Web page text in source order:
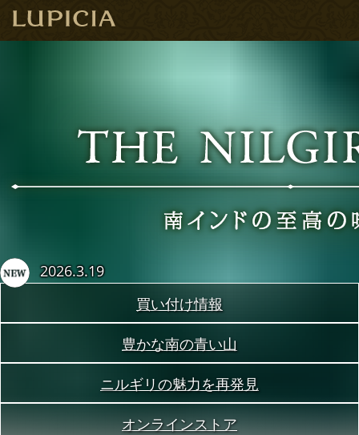
2026.3.19
買い付け情報
豊かな南の青い山
ニルギリの魅力を再発見
オンラインストア